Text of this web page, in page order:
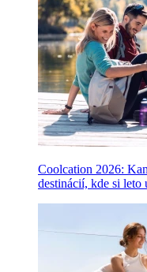
Coolcation 2026:
destinácií, kde si leto